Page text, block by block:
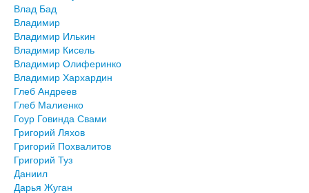
Влад Бад
Владимир
Владимир Илькин
Владимир Кисель
Владимир Олиферинко
Владимир Хархардин
Глеб Андреев
Глеб Малиенко
Гоур Говинда Свами
Григорий Ляхов
Григорий Похвалитов
Григорий Туз
Даниил
Дарья Жуган